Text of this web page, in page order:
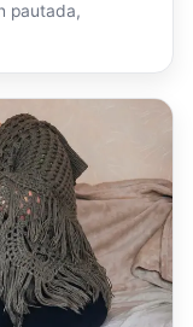
pautada,